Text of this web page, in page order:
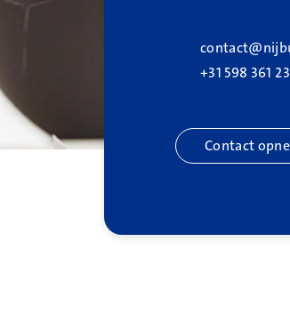
+31 598 361
Contact